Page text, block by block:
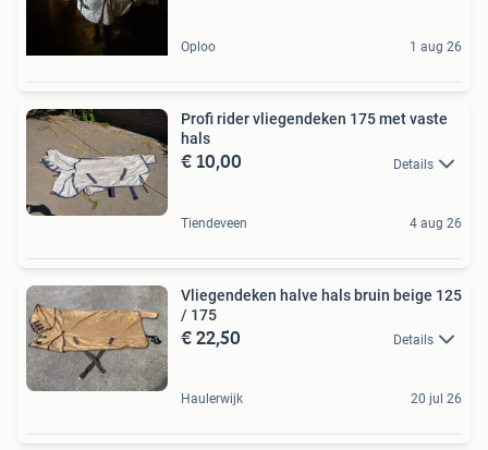
Oploo 1 aug 26
Profi rider vliegendeken 175 met vaste
hals
€ 10,00 Details
Tiendeveen 4 aug 26
Vliegendeken halve hals bruin beige 125
/ 175
€ 22,50 Details
Haulerwijk 20 jul 26